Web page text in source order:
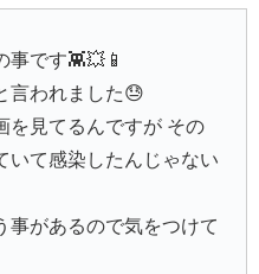
事です👾💥📱
言われました😓
を見てるんですが その
いて感染したんじゃない
事があるので気をつけて